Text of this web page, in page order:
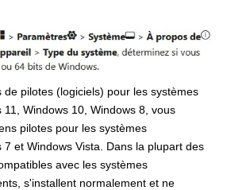
de pilotes (logiciels) pour les systèmes
Windows 10, Windows 8, vous
pilotes pour les systèmes
7 et Windows Vista. Dans la plupart des
avec les systèmes
s'installent normalement et ne